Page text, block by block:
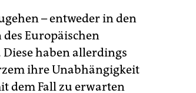
– entweder in den
Europäischen
haben allerdings
ihre Unabhängigkeit
dem Fall zu erwarten